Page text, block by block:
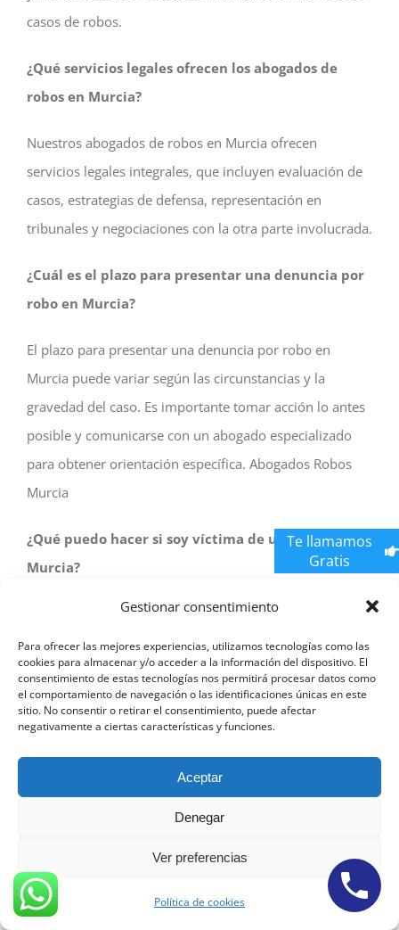
Gestionar consentimiento
Para ofrecer las mejores experiencias, utilizamos tecnologías como las
cookies para almacenar y/o acceder a la información del dispositivo. El
consentimiento de estas tecnologías nos permitirá procesar datos como
el comportamiento de navegación o las identificaciones únicas en este
sitio. No consentir o retirar el consentimiento, puede afectar
negativamente a ciertas características y funciones.
Aceptar
Denegar
Ver preferencias
Política de cookies
casos de robos.
¿Qué servicios legales ofrecen los abogados de
robos en Murcia?
Nuestros abogados de robos en Murcia ofrecen
servicios legales integrales, que incluyen evaluación de
casos, estrategias de defensa, representación en
tribunales y negociaciones con la otra parte involucrada.
¿Cuál es el plazo para presentar una denuncia por
robo en Murcia?
El plazo para presentar una denuncia por robo en
Murcia puede variar según las circunstancias y la
gravedad del caso. Es importante tomar acción lo antes
posible y comunicarse con un abogado especializado
para obtener orientación específica. Abogados Robos
Murcia
¿Qué puedo hacer si soy víctima de un robo en
Murcia?
Si eres víctima de un robo en Murcia, lo primero que
debes hacer es presentar una denuncia ante las
autoridades. Luego, puedes comunicarte con nuestros
abogados especializados en robos para obtener
asesoramiento legal y buscar justicia en tu nombre.
¿Cómo puedo demostrar mi inocencia en un caso
de robo en Murcia?
Demostrar la inocencia en un caso de robo puede
requerir una estrategia legal sólida. Nuestros abogados
de robos en Murcia evaluarán las pruebas presentadas y
Te llamamos
Gratis